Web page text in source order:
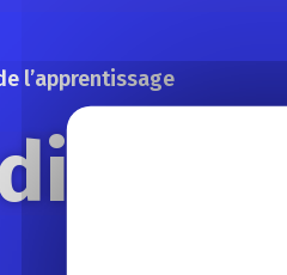
l’apprentissage